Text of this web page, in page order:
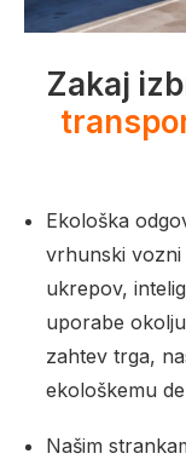
Zakaj
Ekološka
vrhunski vozni
ukrepov,
uporabe
zahtev trga,
ekološkemu
Našim